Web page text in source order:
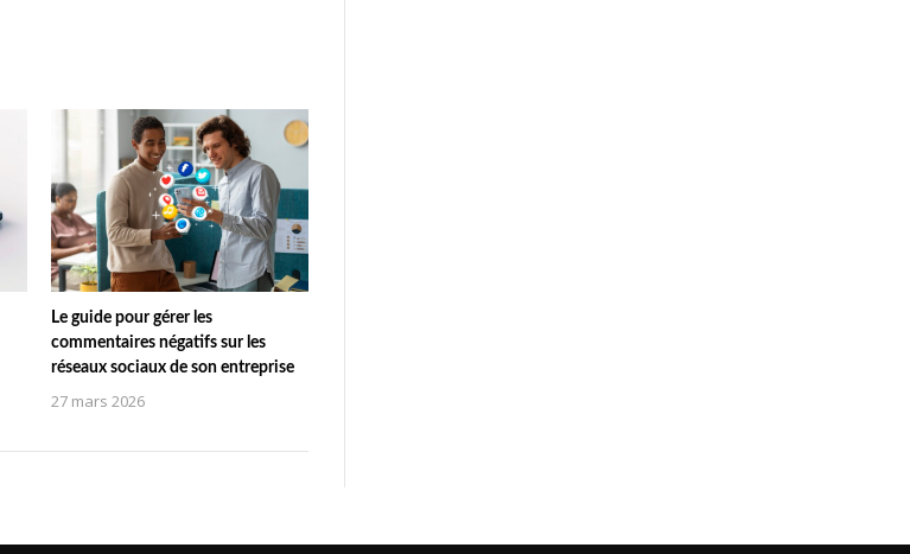
Le guide pour gérer les
commentaires négatifs sur les
réseaux sociaux de son entreprise
27 mars 2026